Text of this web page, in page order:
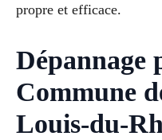
propre et efficace.
Dépannage
Commune
Louis-du-